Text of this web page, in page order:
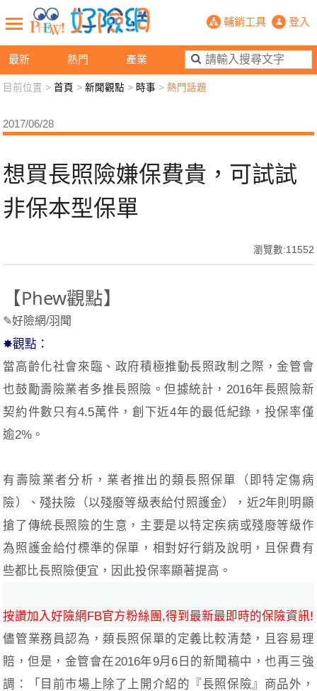
最新 熱門 產業
想買長照險嫌保費貴，可試試非保
輔銷工具 登入
新聞觀點 業務交流 好險懂生活
退休先準備 好險學堂 輔銷工具 活動專區
目前位置 >首頁 >新聞觀點 > 時事 >熱門話題
2017/06/28
想買長照險嫌保費貴，可試試
非保本型保單
瀏覽數:11552
【Phew觀點】
✎好險網/羽聞
✸觀點：
當高齡化社會來臨、政府積極推動長照政制之際，金管會
也鼓勵壽險業者多推長照險。但據統計，2016年長照險新
契約件數只有4.5萬件，創下近4年的最低紀錄，投保率僅
逾2%。
有壽險業者分析，業者推出的類長照保單（即特定傷病
險）、殘扶險（以殘廢等級表給付照護金），近2年則明顯
搶了傳統長照險的生意，主要是以特定疾病或殘廢等級作
為照護金給付標準的保單，相對好行銷及說明，且保費有
些都比長照險便宜，因此投保率顯著提高。
按讚加入好險網FB官方粉絲團,得到最新最即時的保險資訊!
儘管業務員認為，類長照保單的定義比較清楚，且容易理
賠，但是，金管會在2016年9月6日的新聞稿中，也再三強
調：「目前市場上除了上開介紹的『長照保險』商品外，